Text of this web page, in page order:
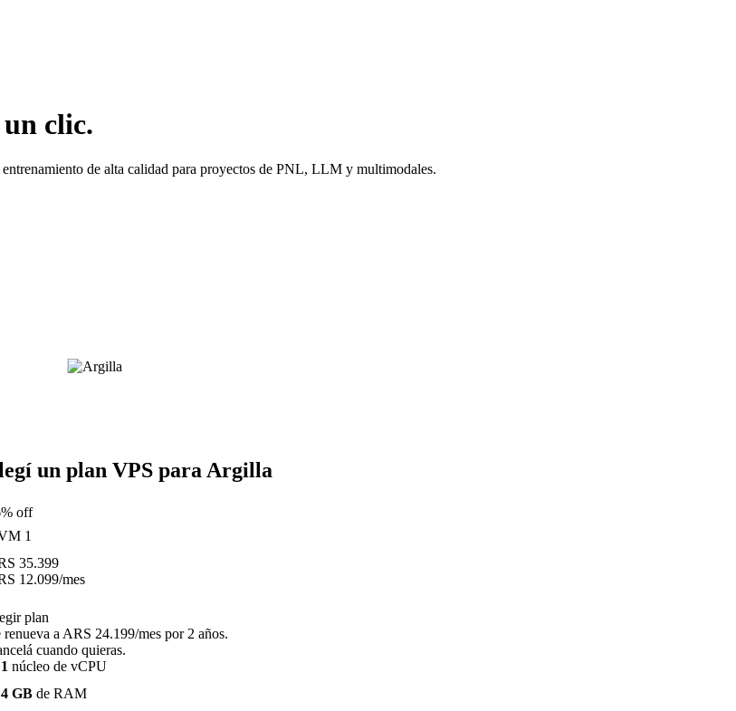
clic.
de alta calidad para proyectos de PNL, LLM y multimodales.
un plan VPS para Argilla
off
1
35.399
12.099/mes
plan
renueva a ARS 24.199/mes por 2 años.
cuando quieras.
1 núcleo de vCPU
4 GB de RAM